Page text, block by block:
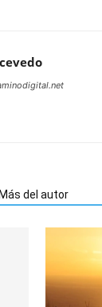
Más del autor